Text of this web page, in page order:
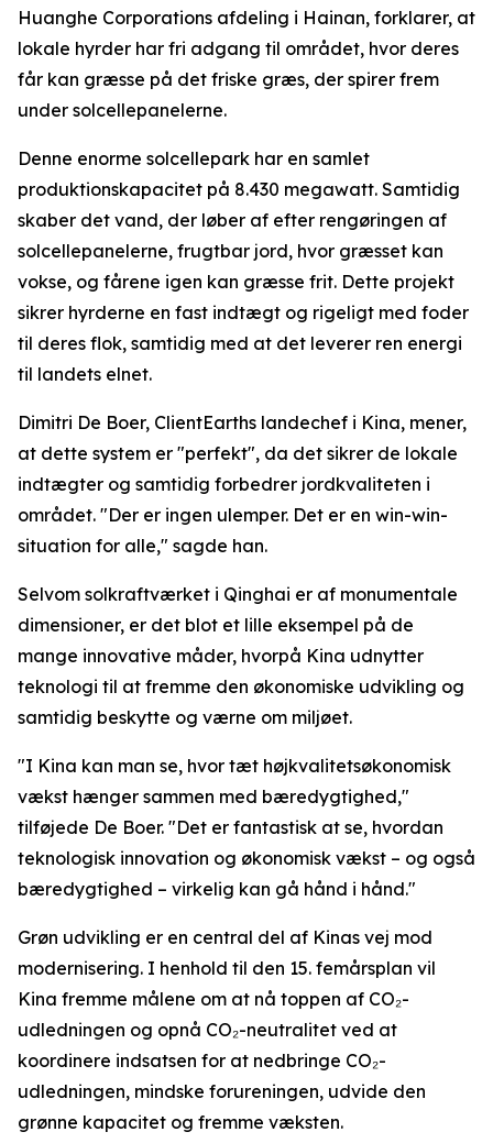
Huanghe Corporations afdeling i Hainan, forklarer, at
lokale hyrder har fri adgang til området, hvor deres
får kan græsse på det friske græs, der spirer frem
under solcellepanelerne.
Denne enorme solcellepark har en samlet
produktionskapacitet på 8.430 megawatt. Samtidig
skaber det vand, der løber af efter rengøringen af
solcellepanelerne, frugtbar jord, hvor græsset kan
vokse, og fårene igen kan græsse frit. Dette projekt
sikrer hyrderne en fast indtægt og rigeligt med foder
til deres flok, samtidig med at det leverer ren energi
til landets elnet.
Dimitri De Boer, ClientEarths landechef i Kina, mener,
at dette system er "perfekt", da det sikrer de lokale
indtægter og samtidig forbedrer jordkvaliteten i
området. "Der er ingen ulemper. Det er en win-win-
situation for alle," sagde han.
Selvom solkraftværket i Qinghai er af monumentale
dimensioner, er det blot et lille eksempel på de
mange innovative måder, hvorpå Kina udnytter
teknologi til at fremme den økonomiske udvikling og
samtidig beskytte og værne om miljøet.
"I Kina kan man se, hvor tæt højkvalitetsøkonomisk
vækst hænger sammen med bæredygtighed,"
tilføjede De Boer. "Det er fantastisk at se, hvordan
teknologisk innovation og økonomisk vækst – og også
bæredygtighed – virkelig kan gå hånd i hånd."
Grøn udvikling er en central del af Kinas vej mod
modernisering. I henhold til den 15. femårsplan vil
Kina fremme målene om at nå toppen af CO₂-
udledningen og opnå CO₂-neutralitet ved at
koordinere indsatsen for at nedbringe CO₂-
udledningen, mindske forureningen, udvide den
grønne kapacitet og fremme væksten.